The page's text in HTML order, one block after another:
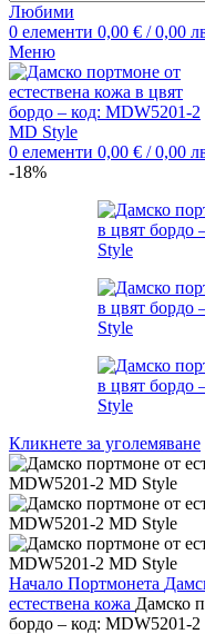
Любими
0 елементи 0,00 € / 0,00
Меню
0 елементи 0,00 € / 0,00
-18%
Кликнете за уголемяване
Начало Портмонета
естествена кожа Дамско
бордо – код: MDW5201-2